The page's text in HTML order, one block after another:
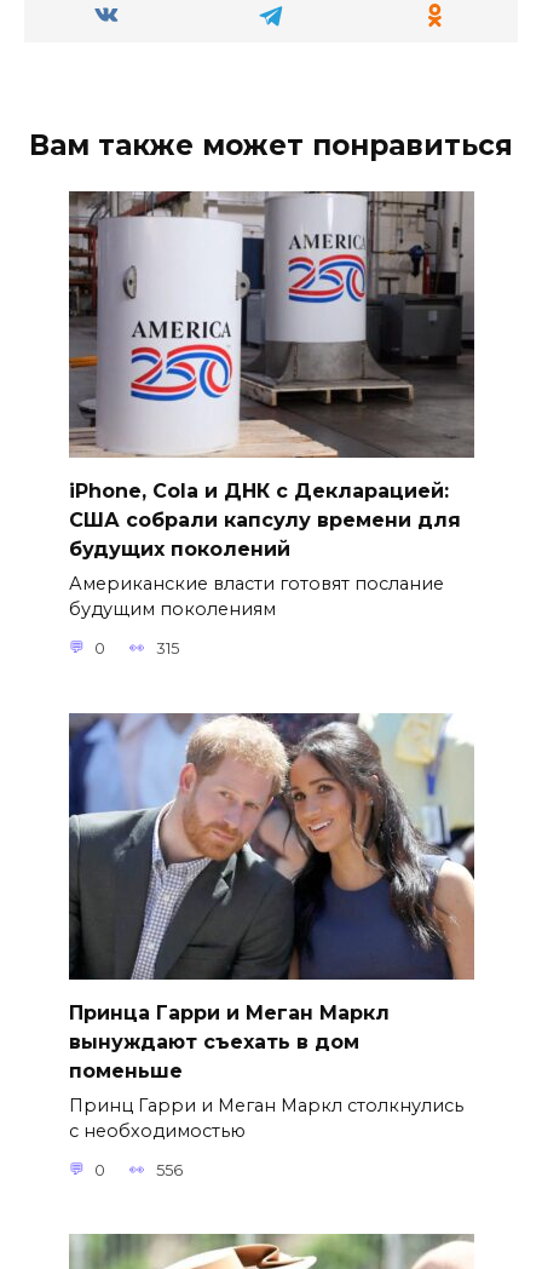
Вам также может понравиться
iPhone, Cola и ДНК с Декларацией:
США собрали капсулу времени для
будущих поколений
Американские власти готовят послание
будущим поколениям
0 315
Принца Гарри и Меган Маркл
вынуждают съехать в дом
поменьше
Принц Гарри и Меган Маркл столкнулись
с необходимостью
0 556